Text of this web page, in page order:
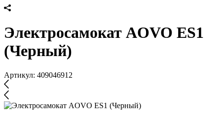
Электросамокат AOVO ES1
(Черный)
Артикул: 409046912